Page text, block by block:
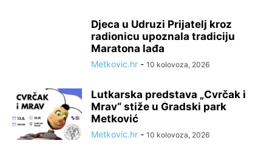
Djeca u Udruzi Prijatelj kroz
radionicu upoznala tradiciju
Maratona lađa
Metkovic.hr - 10 kolovoza, 2026
Lutkarska predstava „Cvrčak i
Mrav“ stiže u Gradski park
Metković
Metkovic.hr - 10 kolovoza, 2026